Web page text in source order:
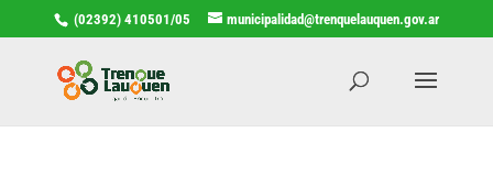
(02392) 410501/05 municipalidad@trenquelauquen.gov.ar